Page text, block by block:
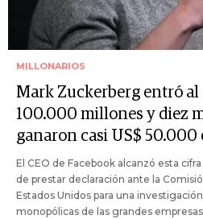
MILLONARIOS
Mark Zuckerberg entró al
100.000 millones y diez
ganaron casi US$ 50.000
El CEO de Facebook alcanzó esta
de prestar declaración ante la
Estados Unidos para una
monopólicas de las grandes